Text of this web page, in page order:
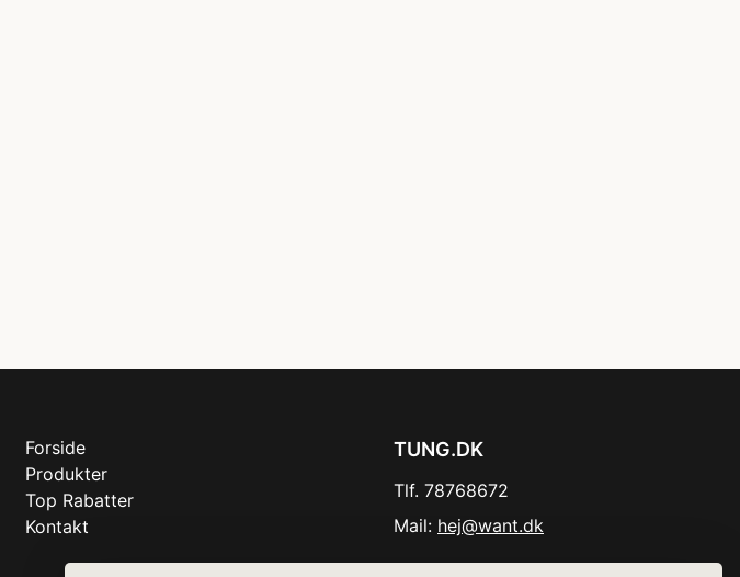
Forside
Produkter
Top Rabatter
Kontakt
TUNG.DK
Tlf. 78768672
Mail: hej@want.dk